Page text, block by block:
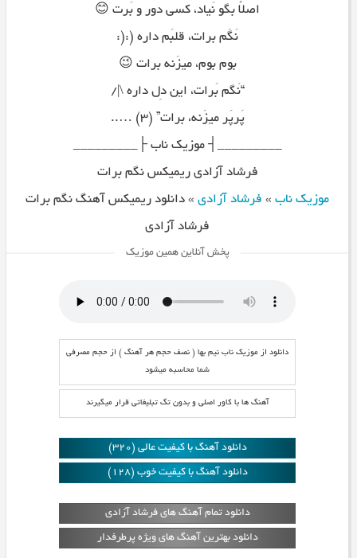
اصلاً بگو نَیاد، کسی دور و بَرت 😊
نَگَم برات، قلبَم داره (:(:
بوم بوم، میزَنه برات 😉
“نَگم بَرات، این دِل داره \|/
پَرپَر میزَنه، برات” (۳) …..
_________┤ موزیک ناب ├_________
فرشاد آزادی ریمیکس نگم برات
موزیک ناب» فرشاد آزادی» دانلود ریمیکس آهنگ نگم برات
فرشاد آزادی
پخش آنلاین همین موزیک
دانلود از موزیک ناب نیم بها ( نصف حجم هر آهنگ ) از حجم مصرفی
شما محاسبه میشود
آهنگ ها با کاور اصلی و بدون تگ تبلیغاتی قرار میگیرند
دانلود آهنگ با کیفیت عالی (320)
دانلود آهنگ با کیفیت خوب (128)
دانلود تمام آهنگ های فرشاد آزادی
دانلود بهترین آهنگ های ویژه پرطرفدار